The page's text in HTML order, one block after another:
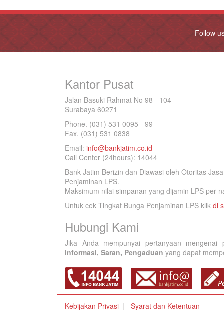
Follow
Kantor Pusat
Jalan Basuki Rahmat No 98 - 104
Surabaya 60271
Phone. (031) 531 0095 - 99
Fax. (031) 531 0838
Email: info@bankjatim.co.id
Call Center (24hours): 14044
Bank Jatim Berizin dan Diawasi oleh Otoritas
Penjaminan LPS.
Maksimum nilai simpanan yang dijamin LPS per
Untuk cek Tingkat Bunga Penjaminan LPS klik di
Hubungi Kami
Jika Anda mempunyai pertanyaan
Informasi, Saran, Pengaduan yang dapat
Kebijakan Privasi Syarat dan Ketentuan